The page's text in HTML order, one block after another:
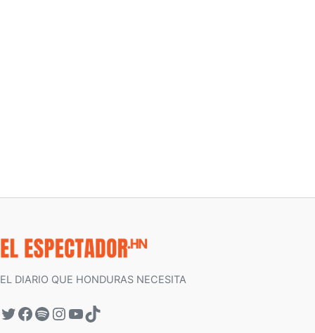
EL DIARIO QUE HONDURAS NECESITA